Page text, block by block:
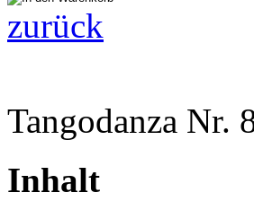
zurück
Tangodanza Nr.
Inhalt